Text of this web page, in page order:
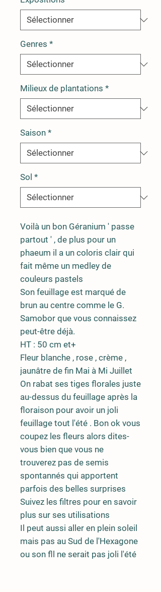
Genres *
Milieux de plantations *
Saison *
Sol *
Voilà un bon Géranium ' passe
partout ' , de plus pour un
phaeum il a un coloris clair qui
fait même un medley de
couleurs pastels
Son feuillage est marqué de
brun au centre comme le G.
Samobor que vous connaissez
peut-être déjà.
HT : 50 cm et+
Fleur blanche , rose , crème ,
jaunâtre de fin Mai à Mi Juillet
On rabat ses tiges florales juste
au-dessus du feuillage après la
floraison pour avoir un joli
feuillage tout l'été . Bon ok vous
coupez les fleurs alors dites-
vous bien que vous ne
trouverez pas de semis
spontannés qui apportent
parfois des belles surprises
Suivez les filtres pour en savoir
plus sur ses utilisations
Il peut aussi aller en plein soleil
mais pas au Sud de l'Hexagone
ou son fll ne serait pas joli l'été